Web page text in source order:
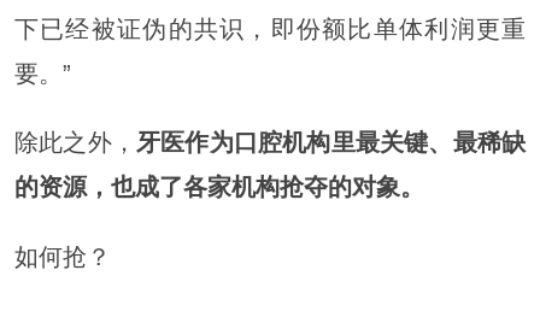
下已经被证伪的共识，即份额比单体利润更重
要。”
除此之外， 牙医作为口腔机构里最关键、最稀缺
的资源，也成了各家机构抢夺的对象。
如何抢？